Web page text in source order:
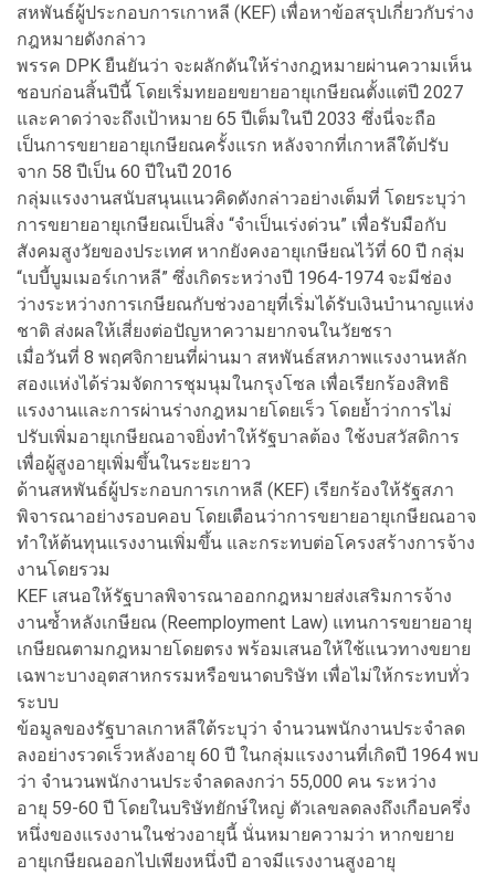
สหพันธ์ผู้ประกอบการเกาหลี (KEF) เพื่อหาข้อสรุปเกี่ยวกับร่าง
กฎหมายดังกล่าว
พรรค DPK ยืนยันว่า จะผลักดันให้ร่างกฎหมายผ่านความเห็น
ชอบก่อนสิ้นปีนี้ โดยเริ่มทยอยขยายอายุเกษียณตั้งแต่ปี 2027
และคาดว่าจะถึงเป้าหมาย 65 ปีเต็มในปี 2033 ซึ่งนี่จะถือ
เป็นการขยายอายุเกษียณครั้งแรก หลังจากที่เกาหลีใต้ปรับ
จาก 58 ปีเป็น 60 ปีในปี 2016
กลุ่มแรงงานสนับสนุนแนวคิดดังกล่าวอย่างเต็มที่ โดยระบุว่า
การขยายอายุเกษียณเป็นสิ่ง “จำเป็นเร่งด่วน” เพื่อรับมือกับ
สังคมสูงวัยของประเทศ หากยังคงอายุเกษียณไว้ที่ 60 ปี กลุ่ม
“เบบี้บูมเมอร์เกาหลี” ซึ่งเกิดระหว่างปี 1964-1974 จะมีช่อง
ว่างระหว่างการเกษียณกับช่วงอายุที่เริ่มได้รับเงินบำนาญแห่ง
ชาติ ส่งผลให้เสี่ยงต่อปัญหาความยากจนในวัยชรา
เมื่อวันที่ 8 พฤศจิกายนที่ผ่านมา สหพันธ์สหภาพแรงงานหลัก
สองแห่งได้ร่วมจัดการชุมนุมในกรุงโซล เพื่อเรียกร้องสิทธิ
แรงงานและการผ่านร่างกฎหมายโดยเร็ว โดยย้ำว่าการไม่
ปรับเพิ่มอายุเกษียณอาจยิ่งทำให้รัฐบาลต้อง ใช้งบสวัสดิการ
เพื่อผู้สูงอายุเพิ่มขึ้นในระยะยาว
ด้านสหพันธ์ผู้ประกอบการเกาหลี (KEF) เรียกร้องให้รัฐสภา
พิจารณาอย่างรอบคอบ โดยเตือนว่าการขยายอายุเกษียณอาจ
ทำให้ต้นทุนแรงงานเพิ่มขึ้น และกระทบต่อโครงสร้างการจ้าง
งานโดยรวม
KEF เสนอให้รัฐบาลพิจารณาออกกฎหมายส่งเสริมการจ้าง
งานซ้ำหลังเกษียณ (Reemployment Law) แทนการขยายอายุ
เกษียณตามกฎหมายโดยตรง พร้อมเสนอให้ใช้แนวทางขยาย
เฉพาะบางอุตสาหกรรมหรือขนาดบริษัท เพื่อไม่ให้กระทบทั่ว
ระบบ
ข้อมูลของรัฐบาลเกาหลีใต้ระบุว่า จำนวนพนักงานประจำลด
ลงอย่างรวดเร็วหลังอายุ 60 ปี ในกลุ่มแรงงานที่เกิดปี 1964 พบ
ว่า จำนวนพนักงานประจำลดลงกว่า 55,000 คน ระหว่าง
อายุ 59-60 ปี โดยในบริษัทยักษ์ใหญ่ ตัวเลขลดลงถึงเกือบครึ่ง
หนึ่งของแรงงานในช่วงอายุนี้ นั่นหมายความว่า หากขยาย
อายุเกษียณออกไปเพียงหนึ่งปี อาจมีแรงงานสูงอายุ